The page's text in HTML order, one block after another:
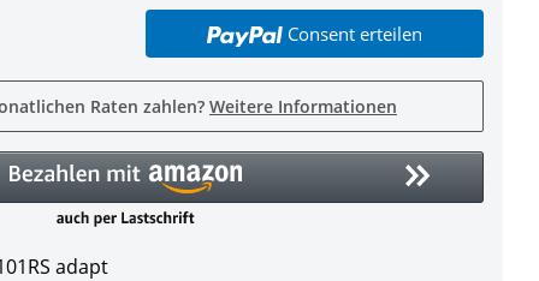
Consent erteilen
Raten zahlen? Weitere Informationen
adapt